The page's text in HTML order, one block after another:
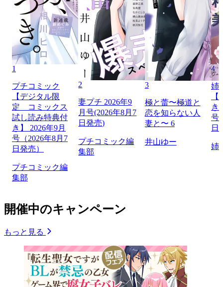
1
プチコミック
【デジタル限
定 コミックス
試し読み特典付
き】 2026年9月
号（2026年8月7
日発売）
プチコミック編
集部
2
妻プチ 2026年9
月号(2026年8月7
日発売)
プチコミック編
集部
3
極と蕾〜極道と
恋を知らない人
妻と〜 6
井山ゆー
4
姉
き
号
日
姉
開催中のキャンペーン
もっと見る